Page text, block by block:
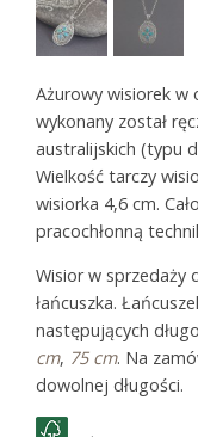
Ażurowy wisiorek
wykonany został
australijskich (typu
Wielkość tarczy
wisiorka 4,6 cm.
pracochłonną
Wisior w sprzedaży
łańcuszka.
następujących
cm, 75 cm. Na
dowolnej długości.